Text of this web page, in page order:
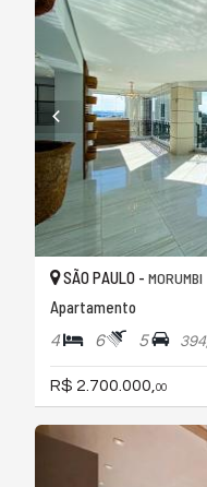
SÃO PAULO - MORUMBI
Apartamento
4 6 5
R$ 2.700.000, 00